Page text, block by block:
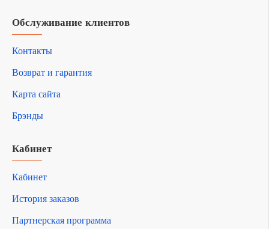
Обслуживание клиентов
Контакты
Возврат и гарантия
Карта сайта
Брэнды
Кабинет
Кабинет
История заказов
Партнерская программа